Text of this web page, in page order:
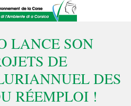
LANCE SON
DE
DES
RÉEMPLOI !